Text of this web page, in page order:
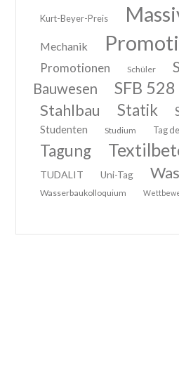
Kurt-Beyer-Preis
Mechanik
Promotionen Schüler
Bauwesen
SFB 528
Stahlbau Statik
Studenten Studium Tag
Tagung
TUDALIT Uni-Tag
Wasserbaukolloquium